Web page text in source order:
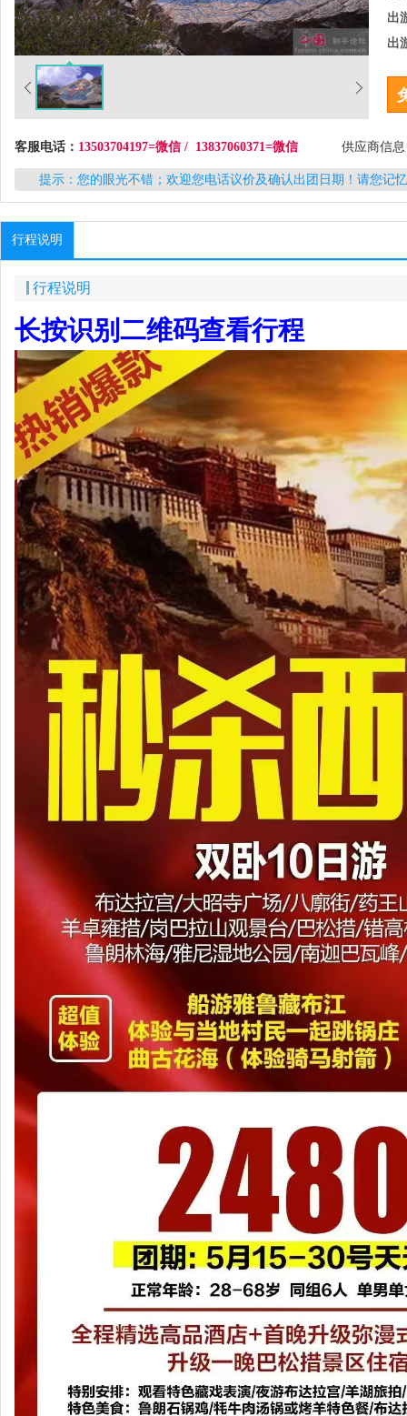
出
出
客服电话： 13503704197=微信 / 13837060371=微信 供应商信
提示：您的眼光不错；欢迎您电话议价及确认出团日期！请您记
行程说明
行程说明
长按识别二维码查看行程